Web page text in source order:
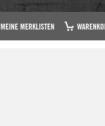
MEINE MERKLISTEN